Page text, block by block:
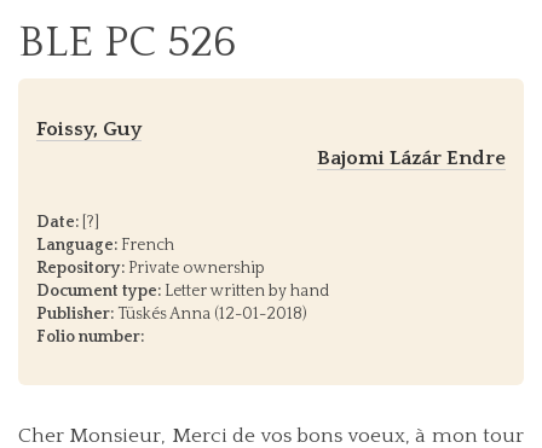
BLE PC 526
Foissy, Guy
Bajomi Lázár Endre
Date: [?]
Language: French
Repository: Private ownership
Document type: Letter written by hand
Publisher: Tüskés Anna (12-01-2018)
Folio number:
Cher Monsieur, Merci de vos bons voeux, à mon tour